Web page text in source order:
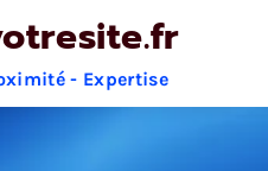
- Expertise